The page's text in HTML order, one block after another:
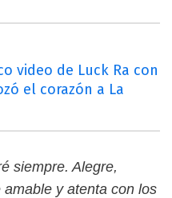
video de Luck Ra con
el corazón a La
siempre. Alegre,
y atenta con los